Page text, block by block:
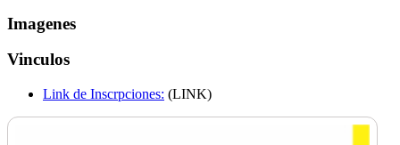
Imagenes
Vinculos
Link de Inscrpciones: (LINK)